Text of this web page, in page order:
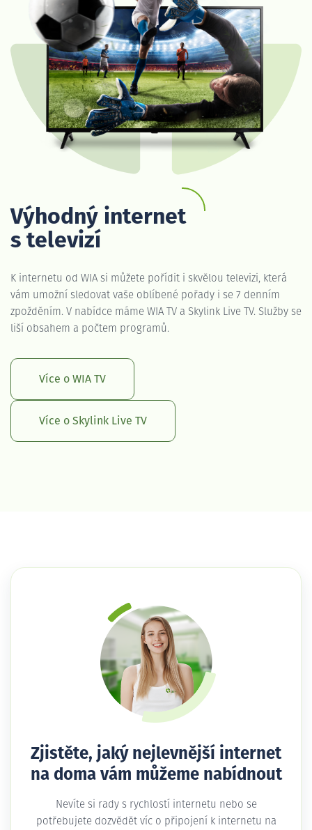
Výhodný internet
s televizí
K internetu od WIA si můžete pořídit i skvělou televizi, která
vám umožní sledovat vaše oblíbené pořady i se 7 denním
zpožděním. V nabídce máme WIA TV a Skylink Live TV. Služby se
liší obsahem a počtem programů.
Více o WIA TV
Více o Skylink Live TV
Zjistěte, jaký nejlevnější internet
na doma vám můžeme nabídnout
Nevíte si rady s rychlostí internetu nebo se
potřebujete dozvědět víc o připojení k internetu na